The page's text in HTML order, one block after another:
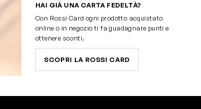
HAI GIÀ UNA CARTA FEDELTÀ?
Con Rossi Card ogni prodotto acquistato
online o in negozio ti fa guadagnare punti e
ottenere sconti.
SCOPRI LA ROSSI CARD